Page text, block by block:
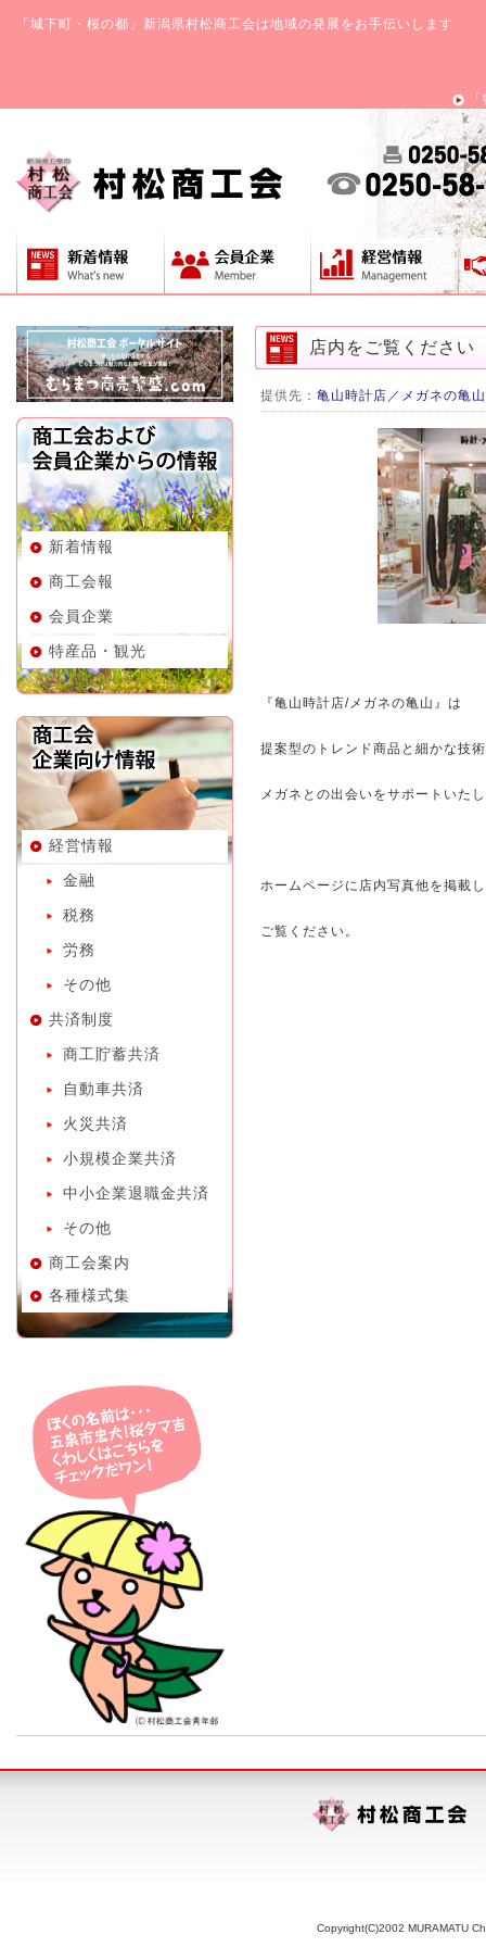
「城下町・桜の都」新潟県村松商工会は地域の発展をお手伝いします
新着情報
商工会報
会員企業
特産品・観光
経営情報
金融
税務
労務
その他
共済制度
商工貯蓄共済
自動車共済
火災共済
小規模企業共済
中小企業退職金共済
その他
商工会案内
各種様式集
店内をご覧ください
提供先： 亀山時計店／メガネの亀山
『亀山時計店/メガネの亀山』は
提案型のトレンド商品と細かな技
メガネとの出会いをサポートいた
ホームページに店内写真他を掲載
ご覧ください。
Copyright(C)2002 MURAMATU